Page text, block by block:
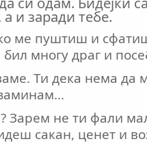
и заради тебе.
ме пуштиш и
многу драг и
Ти дека нема да
Зарем не ти фали
сакан, ценет и